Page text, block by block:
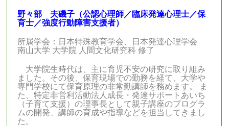
野々部 夫磯子（公認心理師／臨床発達心理士／保
育士／強度行動障害支援者）
所属学会：日本特殊教育学会、日本発達心理学会
南山大学 大学院 人間文化研究科 修了
大学院生時代は、主に育児不安の研究に取り組み
ました。その後、保育現場での勤務を経て、大学や
専門学校にて保育原理の非常勤講師を務めます。 ま
た、特定非営利活動法人成長・発達サポートあいち
（子育て支援）の理事長として親子講座のプログラ
ムの開発、講師の育成や指導などを担当してきまし
た。